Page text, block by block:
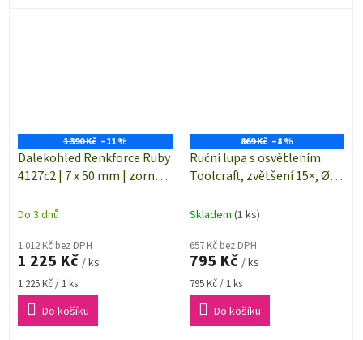
1 390 Kč –11 %
Dalekohled Renkforce Ruby
4127c2 | 7 x 50 mm | zorné
Do 3 dnů
1 012 Kč bez DPH
1 225 Kč / ks
Měrná
cena:
1 225 Kč / 1 ks
Do košíku
869 Kč –8 %
Ruční lupa s osvětlením
Toolcraft, zvětšení 15×, Ø
Skladem (1 ks)
657 Kč bez DPH
795 Kč / ks
Měrná
cena:
795 Kč / 1 ks
Do košíku